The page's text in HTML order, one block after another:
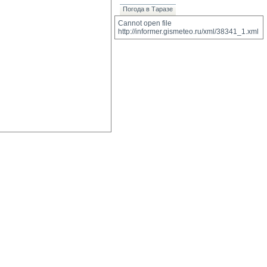
Погода в Таразе
Cannot open file
http://informer.gismeteo.ru/xml/38341_1.xml